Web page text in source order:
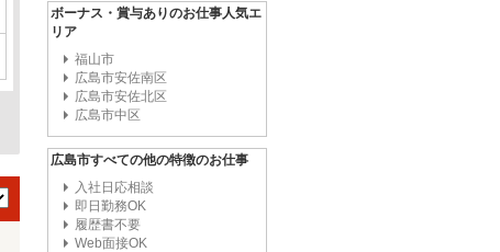
ボーナス・賞与ありのお仕事人気エ
リア
福山市
広島市安佐南区
広島市安佐北区
広島市中区
広島市すべての他の特徴のお仕事
入社日応相談
即日勤務OK
履歴書不要
Web面接OK